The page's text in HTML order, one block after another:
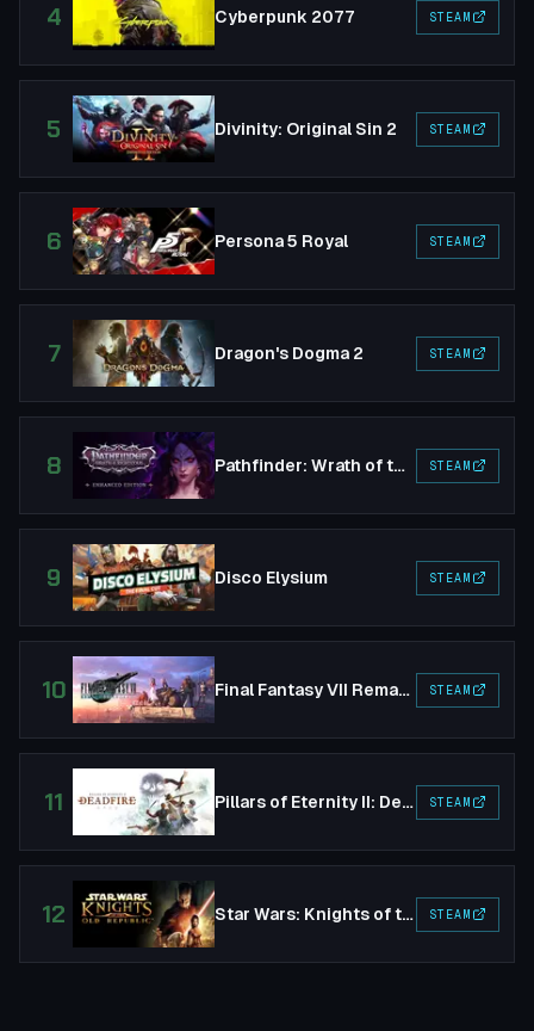
4 Cyberpunk 2077 STEAM
5 Divinity: Original Sin 2 STEAM
6 Persona 5 Royal STEAM
7 Dragon's Dogma 2 STEAM
8 Pathfinder: Wrath of the Righteous STEAM
9 Disco Elysium STEAM
10 Final Fantasy VII Remake Intergrade STEAM
11 Pillars of Eternity II: Deadfire STEAM
12 Star Wars: Knights of the Old Republic STEAM